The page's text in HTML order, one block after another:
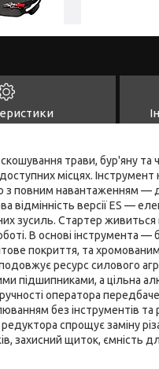
трави, бур'яну та
місцях.
з повним навантаженням —
відмінність версії ES —
зусиль. Стартер
В основі інструмента
покриття, та
ресурс силового
підшипниками, а цільна
оператора
без інструментів
спрощує заміну
захисний щиток, ємність